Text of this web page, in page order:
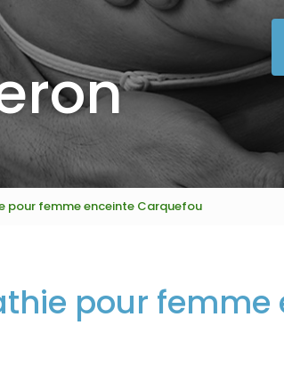
pour femme enceinte Carquefou
pour femme